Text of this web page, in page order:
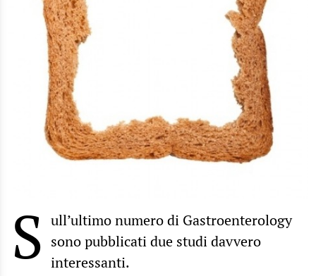
S ull’ultimo numero di Gastroenterology
sono pubblicati due studi davvero
interessanti.